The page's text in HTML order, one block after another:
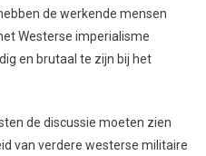
de werkende mensen
Westerse imperialisme
en brutaal te zijn bij het
de discussie moeten zien
van verdere westerse militaire